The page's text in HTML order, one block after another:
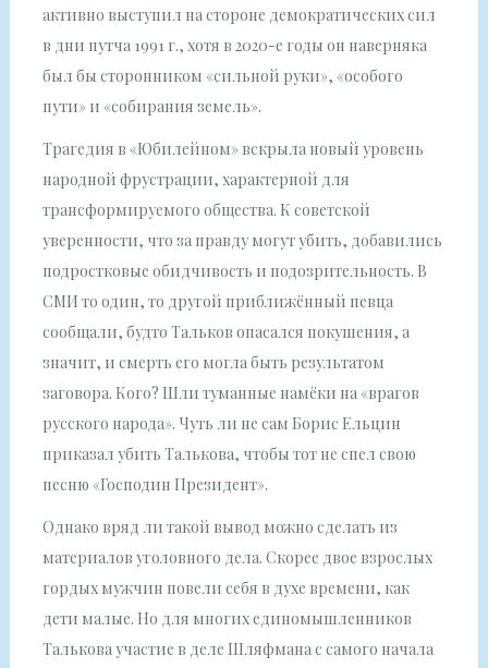
активно выступил на стороне демократических сил
в дни путча 1991 г., хотя в 2020-е годы он наверняка
был бы сторонником «сильной руки», «особого
пути» и «собирания земель».
Трагедия в «Юбилейном» вскрыла новый уровень
народной фрустрации, характерной для
трансформируемого общества. К советской
уверенности, что за правду могут убить, добавились
подростковые обидчивость и подозрительность. В
СМИ то один, то другой приближённый певца
сообщали, будто Тальков опасался покушения, а
значит, и смерть его могла быть результатом
заговора. Кого? Шли туманные намёки на «врагов
русского народа». Чуть ли не сам Борис Ельцин
приказал убить Талькова, чтобы тот не спел свою
песню «Господин Президент».
Однако вряд ли такой вывод можно сделать из
материалов уголовного дела. Скорее двое взрослых
гордых мужчин повели себя в духе времени, как
дети малые. Но для многих единомышленников
Талькова участие в деле Шляфмана с самого начала